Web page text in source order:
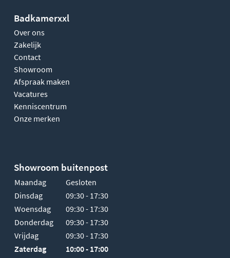
Badkamerxxl
Over ons
Zakelijk
Contact
Showroom
Afspraak maken
Vacatures
Kenniscentrum
Onze merken
Showroom buitenpost
Maandag
Gesloten
Dinsdag
09:30 - 17:30
Woensdag
09:30 - 17:30
Donderdag
09:30 - 17:30
Vrijdag
09:30 - 17:30
Zaterdag
10:00 - 17:00